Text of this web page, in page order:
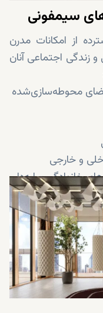
سیمفونی
از امکانات مدرن
زندگی اجتماعی آنان
محوطه‌سازی‌شده
و خارجی
خانوادگی سایه‌دار
پیاده‌روی و فضاهای